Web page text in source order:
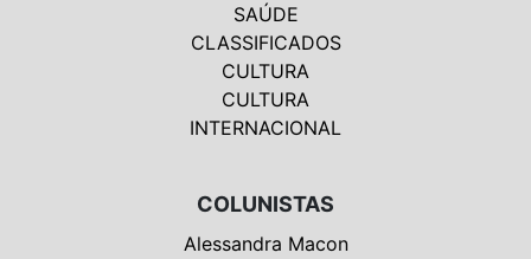
SAÚDE
CLASSIFICADOS
CULTURA
CULTURA
INTERNACIONAL
COLUNISTAS
Alessandra Macon